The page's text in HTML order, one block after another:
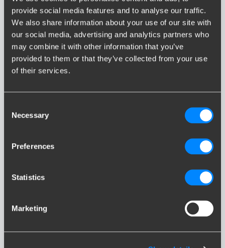
provide social media features and to analyse our traffic.
We also share information about your use of our site with
our social media, advertising and analytics partners who
may combine it with other information that you’ve
provided to them or that they’ve collected from your use
of their services.
Selection
Necessary
Preferences
Statistics
Marketing